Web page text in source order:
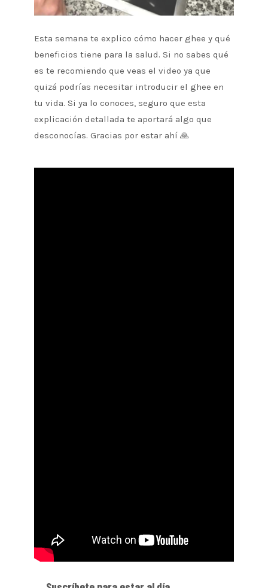
Esta semana te explico cómo hacer ghee y qué
beneficios tiene para la salud. Si no sabes qué
es te recomiendo que veas el video ya que
quizá podrías necesitar introducir el ghee en
tu vida. Si ya lo conoces, seguro que esta
explicación detallada te aportará algo que
desconocías. Gracias por estar ahí 🙏